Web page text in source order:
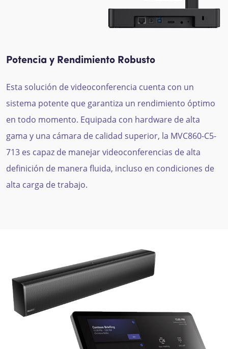
Potencia y Rendimiento Robusto
Esta solución de videoconferencia cuenta con un
sistema potente que garantiza un rendimiento óptimo
en todo momento. Equipada con hardware de alta
gama y una cámara de calidad superior, la MVC860-C5-
713 es capaz de manejar videoconferencias de alta
definición de manera fluida, incluso en condiciones de
alta carga de trabajo.